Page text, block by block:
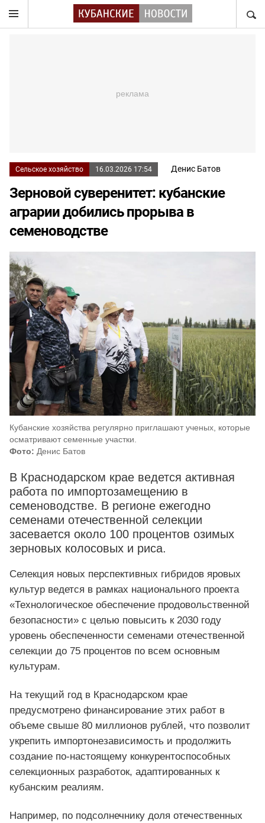
Сельское хозяйство 16.03.2026 17:54 Денис Батов
Зерновой суверенитет: кубанские
аграрии добились прорыва в
семеноводстве
Кубанские хозяйства регулярно приглашают ученых, которые
осматривают семенные участки.
Фото: Денис Батов
В Краснодарском крае ведется активная
работа по импортозамещению в
семеноводстве. В регионе ежегодно
семенами отечественной селекции
засевается около 100 процентов озимых
зерновых колосовых и риса.
Селекция новых перспективных гибридов яровых
культур ведется в рамках национального проекта
«Технологическое обеспечение продовольственной
безопасности» с целью повысить к 2030 году
уровень обеспеченности семенами отечественной
селекции до 75 процентов по всем основным
культурам.
На текущий год в Краснодарском крае
предусмотрено финансирование этих работ в
объеме свыше 80 миллионов рублей, что позволит
укрепить импортонезависимость и продолжить
создание по‑настоящему конкурентоспособных
селекционных разработок, адаптированных к
кубанским реалиям.
Например, по подсолнечнику доля отечественных